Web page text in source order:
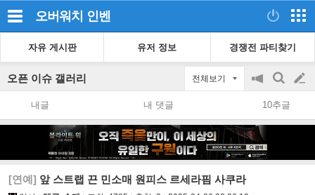
오버워치 인벤
자유 게시판 유저 정보 경쟁전 파티찾기
오픈 이슈 갤러리 전체보기
공
지
on/off
검
색
글
쓰
내글 내 댓글 10추글
[연예] 앞 스트랩 끈 민소매 원피스 르세라핌 사쿠라